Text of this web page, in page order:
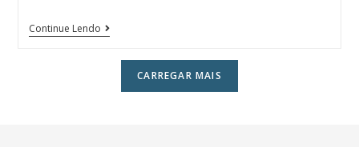
Continue Lendo
CARREGAR MAIS